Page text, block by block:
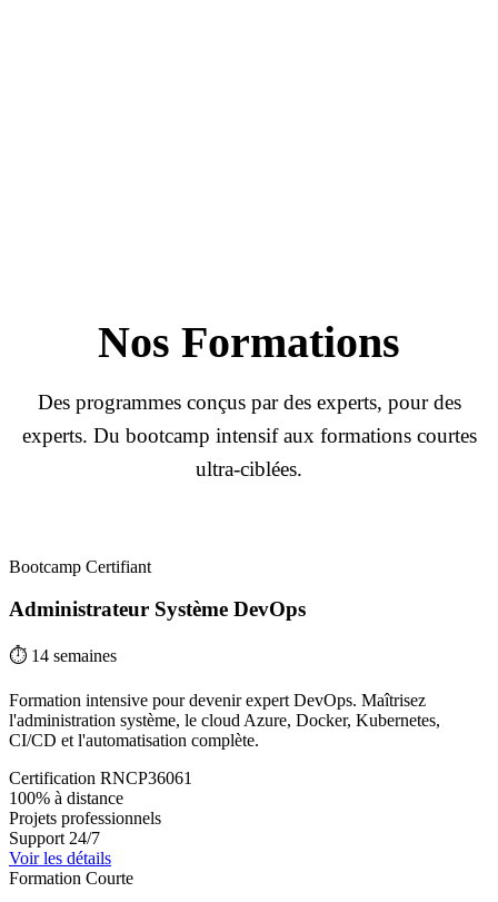
Nos Formations
Des programmes conçus par des experts, pour des
experts. Du bootcamp intensif aux formations courtes
ultra-ciblées.
Bootcamp Certifiant
Administrateur Système DevOps
⏱️ 14 semaines
Formation intensive pour devenir expert DevOps. Maîtrisez
l'administration système, le cloud Azure, Docker, Kubernetes,
CI/CD et l'automatisation complète.
Certification RNCP36061
100% à distance
Projets professionnels
Support 24/7
Voir les détails
Formation Courte